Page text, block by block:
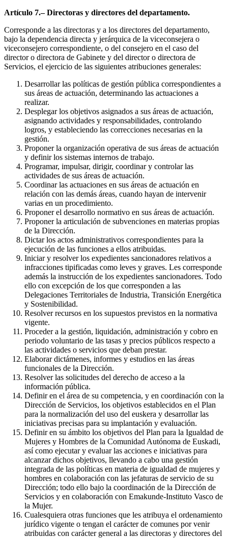
Artículo 7.– Directoras y directores del departamento.
Corresponde a las directoras y a los directores del departamento,
bajo la dependencia directa y jerárquica de la viceconsejera o
viceconsejero correspondiente, o del consejero en el caso del
director o directora de Gabinete y del director o directora de
Servicios, el ejercicio de las siguientes atribuciones generales:
Desarrollar las políticas de gestión pública correspondientes a
sus áreas de actuación, determinando las actuaciones a
realizar.
Desplegar los objetivos asignados a sus áreas de actuación,
asignando actividades y responsabilidades, controlando
logros, y estableciendo las correcciones necesarias en la
gestión.
Proponer la organización operativa de sus áreas de actuación
y definir los sistemas internos de trabajo.
Programar, impulsar, dirigir, coordinar y controlar las
actividades de sus áreas de actuación.
Coordinar las actuaciones en sus áreas de actuación en
relación con las demás áreas, cuando hayan de intervenir
varias en un procedimiento.
Proponer el desarrollo normativo en sus áreas de actuación.
Proponer la articulación de subvenciones en materias propias
de la Dirección.
Dictar los actos administrativos correspondientes para la
ejecución de las funciones a ellos atribuidas.
Iniciar y resolver los expedientes sancionadores relativos a
infracciones tipificadas como leves y graves. Les corresponde
además la instrucción de los expedientes sancionadores. Todo
ello con excepción de los que corresponden a las
Delegaciones Territoriales de Industria, Transición Energética
y Sostenibilidad.
Resolver recursos en los supuestos previstos en la normativa
vigente.
Proceder a la gestión, liquidación, administración y cobro en
periodo voluntario de las tasas y precios públicos respecto a
las actividades o servicios que deban prestar.
Elaborar dictámenes, informes y estudios en las áreas
funcionales de la Dirección.
Resolver las solicitudes del derecho de acceso a la
información pública.
Definir en el área de su competencia, y en coordinación con la
Dirección de Servicios, los objetivos establecidos en el Plan
para la normalización del uso del euskera y desarrollar las
iniciativas precisas para su implantación y evaluación.
Definir en su ámbito los objetivos del Plan para la Igualdad de
Mujeres y Hombres de la Comunidad Autónoma de Euskadi,
así como ejecutar y evaluar las acciones e iniciativas para
alcanzar dichos objetivos, llevando a cabo una gestión
integrada de las políticas en materia de igualdad de mujeres y
hombres en colaboración con las jefaturas de servicio de su
Dirección; todo ello bajo la coordinación de la Dirección de
Servicios y en colaboración con Emakunde-Instituto Vasco de
la Mujer.
Cualesquiera otras funciones que les atribuya el ordenamiento
jurídico vigente o tengan el carácter de comunes por venir
atribuidas con carácter general a las directoras y directores del